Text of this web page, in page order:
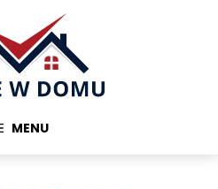
MENU